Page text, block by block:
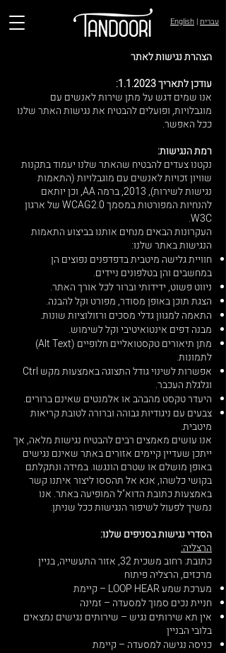
English |עברית
הצהרת נגישות לאתר
עודכן לתאריך 1.1.2023:
אנו שמים דגש על מתן שירות לאנשים עם
מוגבלויות, ופועלים להבטיח את נגישות האתר שלנו
ככל האפשר.
רמת הנגישות:
נקטנו צעדים להבטיח שהאתר שלנו יעמוד בתקנות
שוויון זכויות לאנשים עם מוגבלויות (התאמות
נגישות לשירות), 2013, ברמה AA, וכן יותאם
להנחיות המפורטות במסמך WCAG2.0 של ארגון
W3C.
העקרונות הבאים מנחים אותנו בביצוע התאמות
הנגישות באתר שלנו:
חוויית גלישה מיטבית בדפדפנים נפוצים הן
במחשבים והן בטלפונים ניידים.
ניווט פשוט, ידידותי וברור לכל אורך האתר.
הצגת תוכן באופן מסודר, מפורט וקל להבנה.
התאמה למגוון גדלי מסכים ורזולוציות שונות.
מבנה דפים אינטואיטיבי וקל לשימוש.
מתן תיאורים טקסטואליים חלופיים (Alt Text)
לתמונות.
אפשרות לשינוי גודל התצוגה באמצעות מקש Ctrl
וגלגלת העכבר.
היעדר טקסט מהבהב או אלמנטים שאינם ברורים.
צבעים עם ניגודיות גבוהה וברורה לטובת קריאות
מיטבית.
אנו עושים מאמצים רבים להבטיח נגישות מלאה, אך
ייתכן שעדיין קיימים אזורים באתר שאינם נגישים
באופן מושלם או שטרם הונגשו. במידה ונתקלתם
בקושי כלשהו, אנא אל תהססו ליצור איתנו קשר
באמצעות כתובת הדוא"ל המופיעה באתר. אנו
נמשיך לפעול לשיפור הנגישות ככל שניתן.
הסדרי נגישות בסניפים שלנו:
הרצליה:
כתובת: רחוב משכית 32, אזור התעשייה, בניין
מרכזים, הרצליה פיתוח
מערכת שמע LOOP HEAR – קיימת
חניית נכים סמוך למסעדה – זמינה
אין תא שירותים נגיש – שירותים נגישים נמצאים
בלובי הבניין
כניסה נגישה למסעדה – קיימת